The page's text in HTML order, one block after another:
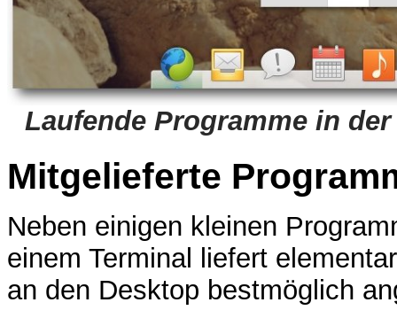
Laufende Programme in
Mitgelieferte
Neben einigen kleinen
einem Terminal liefert
an den Desktop bestmöglich